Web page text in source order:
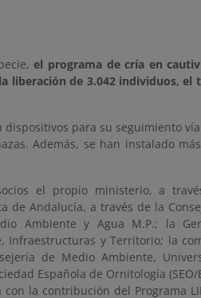
el programa de cría en
liberación de 3.042 individuos, el
para su seguimiento
Además, se han instalado
el propio ministerio, a
de Andalucía, a través de la
Ambiente y Agua M.P.; la
Infraestructuras y Territorio; la
de Medio Ambiente,
Española de Ornitología
la contribución del Programa